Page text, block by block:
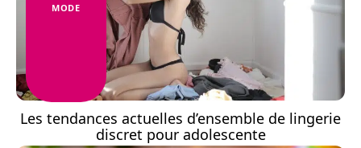
MODE
Les tendances actuelles d’ensemble de lingerie
discret pour adolescente